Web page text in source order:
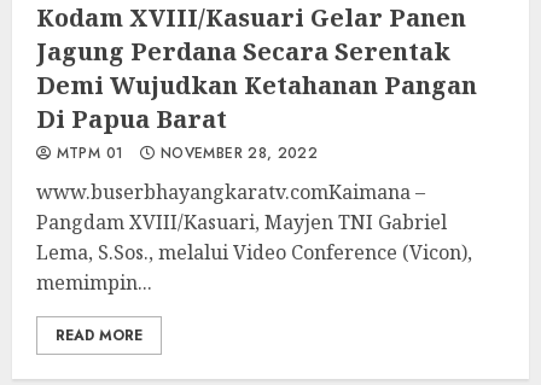
Kodam XVIII/Kasuari Gelar Panen
Jagung Perdana Secara Serentak
Demi Wujudkan Ketahanan Pangan
Di Papua Barat
MTPM 01 NOVEMBER 28, 2022
www.buserbhayangkaratv.comKaimana –
Pangdam XVIII/Kasuari, Mayjen TNI Gabriel
Lema, S.Sos., melalui Video Conference (Vicon),
memimpin...
READ MORE